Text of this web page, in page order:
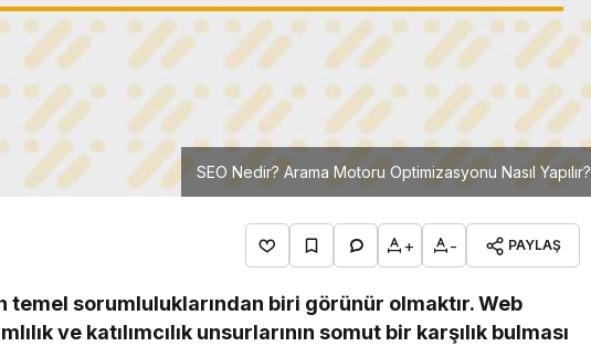
SEO Nedir? Arama Motoru Optimizasyonu Nasıl Yapılır?
+ - PAYLAŞ
sorumluluklarından biri görünür olmaktır. Web
ve katılımcılık unsurlarının somut bir karşılık bulması